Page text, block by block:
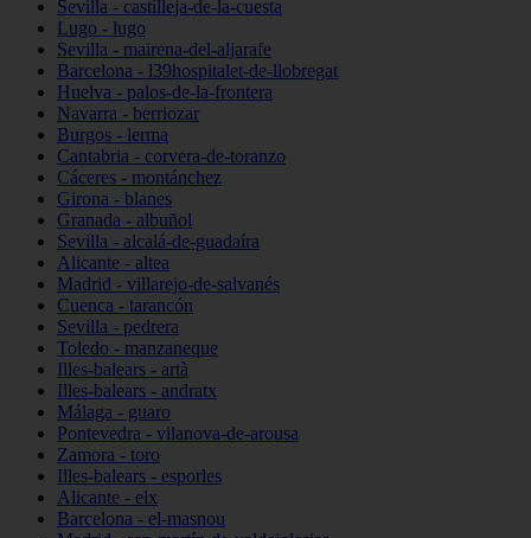
Sevilla - castilleja-de-la-cuesta
Lugo - lugo
Sevilla - mairena-del-aljarafe
Barcelona - l39hospitalet-de-llobregat
Huelva - palos-de-la-frontera
Navarra - berriozar
Burgos - lerma
Cantabria - corvera-de-toranzo
Cáceres - montánchez
Girona - blanes
Granada - albuñol
Sevilla - alcalá-de-guadaíra
Alicante - altea
Madrid - villarejo-de-salvanés
Cuenca - tarancón
Sevilla - pedrera
Toledo - manzaneque
Illes-balears - artà
Illes-balears - andratx
Málaga - guaro
Pontevedra - vilanova-de-arousa
Zamora - toro
Illes-balears - esporles
Alicante - elx
Barcelona - el-masnou